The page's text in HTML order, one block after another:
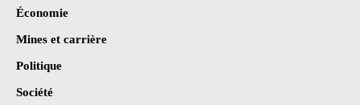
Économie
Mines et carrière
Politique
Société